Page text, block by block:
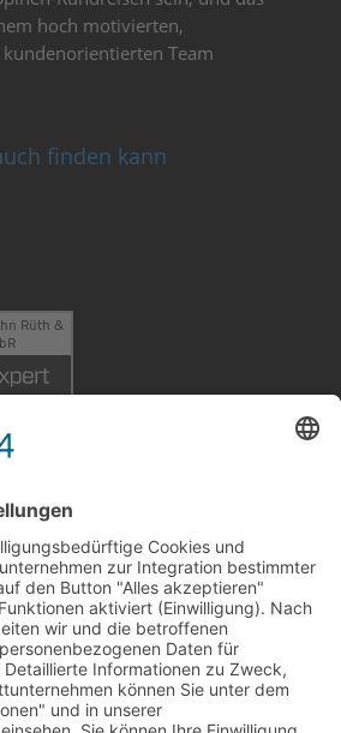
hoch motivierten,
Team
finden kann